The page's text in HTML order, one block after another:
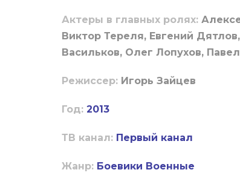
Актеры в главных ролях:
Виктор Тереля, Евгений
Васильков, Олег Лопухов,
Режиссер: Игорь Зайцев
Год: 2013
ТВ канал: Первый канал
Жанр: Боевики Военные